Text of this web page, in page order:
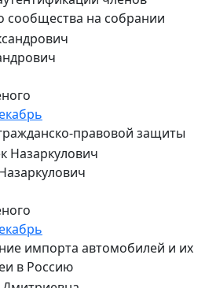
сообщества на собрании
правовой защиты
импорта автомобилей и их
в Россию